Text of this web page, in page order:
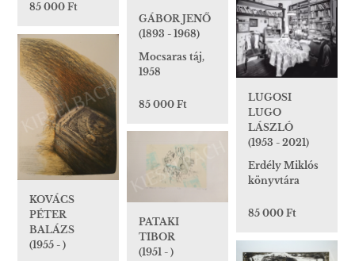
85 000 Ft
GÁBOR JENŐ
(1893 - 1968)
Mocsaras táj,
1958
85 000 Ft
LUGOSI
LUGO
LÁSZLÓ
(1953 - 2021)
Erdély Miklós
könyvtára
85 000 Ft
KOVÁCS
PÉTER
BALÁZS
(1955 - )
PATAKI
TIBOR
(1951 - )